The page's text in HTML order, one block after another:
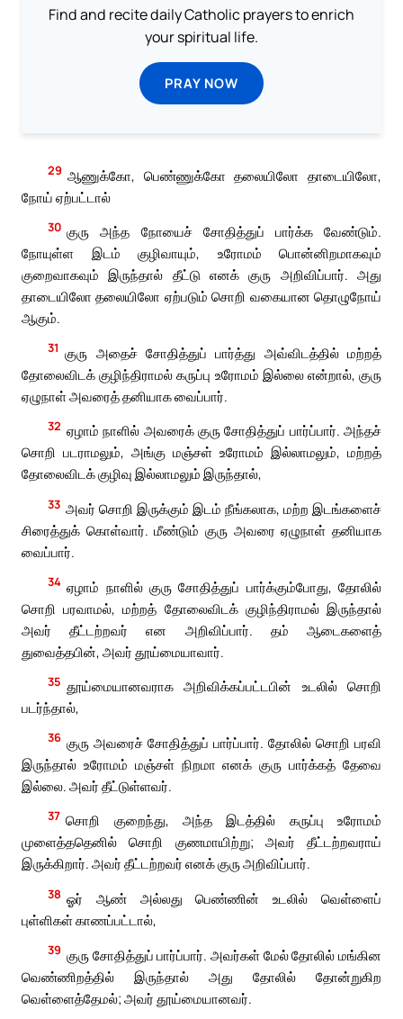
Find and recite daily Catholic prayers to enrich
your spiritual life.
PRAY NOW
29 ஆணுக்கோ, பெண்ணுக்கோ தலையிலோ தாடையிலோ,
நோய் ஏற்பட்டால்
30 குரு அந்த நோயைச் சோதித்துப் பார்க்க வேண்டும்.
நோயுள்ள இடம் குழிவாயும், உரோமம் பொன்னிறமாகவும்
குறைவாகவும் இருந்தால் தீட்டு எனக் குரு அறிவிப்பார். அது
தாடையிலோ தலையிலோ ஏற்படும் சொறி வகையான தொழுநோய்
ஆகும்.
31 குரு அதைச் சோதித்துப் பார்த்து அவ்விடத்தில் மற்றத்
தோலைவிடக் குழிந்திராமல் கருப்பு உரோமம் இல்லை என்றால், குரு
ஏழுநாள் அவரைத் தனியாக வைப்பார்.
32 ஏழாம் நாளில் அவரைக் குரு சோதித்துப் பார்ப்பார். அந்தச்
சொறி படராமலும், அங்கு மஞ்சள் உரோமம் இல்லாமலும், மற்றத்
தோலைவிடக் குழிவு இல்லாமலும் இருந்தால்,
33 அவர் சொறி இருக்கும் இடம் நீங்கலாக, மற்ற இடங்களைச்
சிரைத்துக் கொள்வார். மீண்டும் குரு அவரை ஏழுநாள் தனியாக
வைப்பார்.
34 ஏழாம் நாளில் குரு சோதித்துப் பார்க்கும்போது, தோலில்
சொறி பரவாமல், மற்றத் தோலைவிடக் குழிந்திராமல் இருந்தால்
அவர் தீட்டற்றவர் என அறிவிப்பார். தம் ஆடைகளைத்
துவைத்தபின், அவர் தூய்மையாவார்.
35 தூய்மையானவராக அறிவிக்கப்பட்டபின் உடலில் சொறி
படர்ந்தால்,
36 குரு அவரைச் சோதித்துப் பார்ப்பார். தோலில் சொறி பரவி
இருந்தால் உரோமம் மஞ்சள் நிறமா எனக் குரு பார்க்கத் தேவை
இல்லை. அவர் தீட்டுள்ளவர்.
37 சொறி குறைந்து, அந்த இடத்தில் கருப்பு உரோமம்
முளைத்ததெனில் சொறி குணமாயிற்று; அவர் தீட்டற்றவராய்
இருக்கிறார். அவர் தீட்டற்றவர் எனக் குரு அறிவிப்பார்.
38 ஓர் ஆண் அல்லது பெண்ணின் உடலில் வெள்ளைப்
புள்ளிகள் காணப்பட்டால்,
39 குரு சோதித்துப் பார்ப்பார். அவர்கள் மேல் தோலில் மங்கின
வெண்ணிறத்தில் இருந்தால் அது தோலில் தோன்றுகிற
வெள்ளைத்தேமல்; அவர் தூய்மையானவர்.